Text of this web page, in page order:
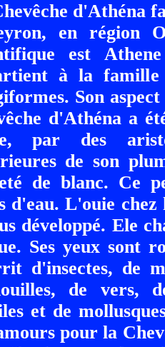
d'Athéna
en région
est
à la
Son
d'Athéna a
par des
de son
de blanc. Ce
d'eau. L'ouie chez
développé. Ele
Ses yeux sont
d'insectes, de
de vers,
et de
pour la